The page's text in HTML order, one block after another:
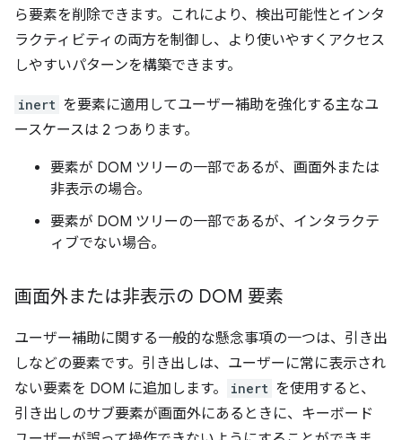
ら要素を削除できます。これにより、検出可能性とインタ
ラクティビティの両方を制御し、より使いやすくアクセス
しやすいパターンを構築できます。
inert を要素に適用してユーザー補助を強化する主なユ
ースケースは 2 つあります。
要素が DOM ツリーの一部であるが、画面外または
非表示の場合。
要素が DOM ツリーの一部であるが、インタラクテ
ィブでない場合。
画面外または非表示の DOM 要素
ユーザー補助に関する一般的な懸念事項の一つは、引き出
しなどの要素です。引き出しは、ユーザーに常に表示され
ない要素を DOM に追加します。
inert を使用すると、
引き出しのサブ要素が画面外にあるときに、キーボード